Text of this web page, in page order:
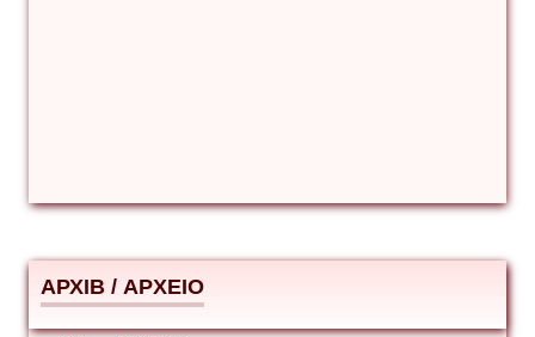
Δημήτριος Ζακοντινός
ΕΥΑΓΓΕΛΟΣ ΜΩΚΟΣ
АРХІВ / ΑΡΧΕΙΟ